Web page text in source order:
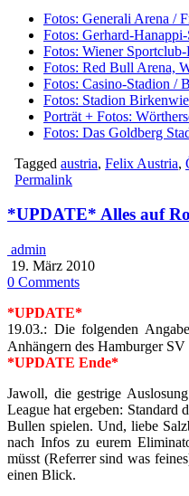
Fotos: Generali Arena /
Fotos: Gerhard-
Fotos: Wiener
Fotos: Red Bull Arena,
Fotos: Casino-Stadion /
Fotos: Stadion
Porträt + Fotos:
Fotos: Das Goldberg
Tagged austria, Felix Austria,
Permalink
*UPDATE* Alles auf
admin
19. März 2010
0 Comments
*UPDATE*
19.03.: Die folgenden
Anhängern des Hamburger
*UPDATE Ende*
Jawoll, die gestrige
League hat ergeben: Standard
Bullen spielen. Und, liebe
nach Infos zu eurem
müsst (Referrer sind was
einen Blick.